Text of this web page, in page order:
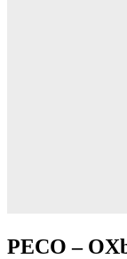
PECO –